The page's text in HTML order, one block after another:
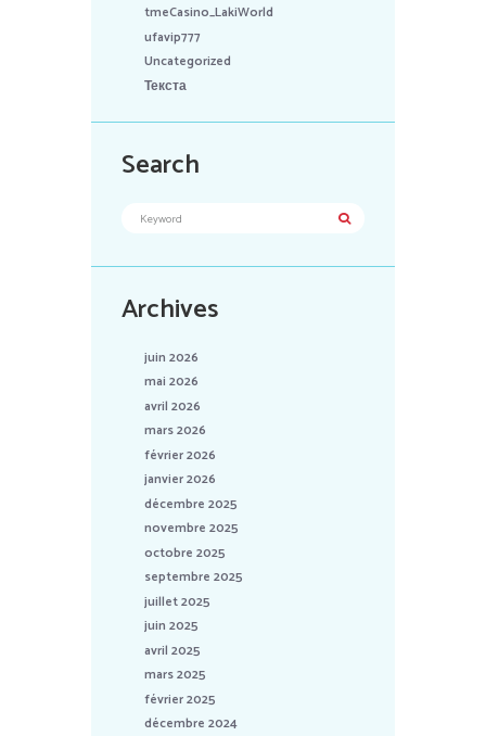
tmeCasino_LakiWorld
ufavip777
Uncategorized
Текста
Search
Archives
juin 2026
mai 2026
avril 2026
mars 2026
février 2026
janvier 2026
décembre 2025
novembre 2025
octobre 2025
septembre 2025
juillet 2025
juin 2025
avril 2025
mars 2025
février 2025
décembre 2024